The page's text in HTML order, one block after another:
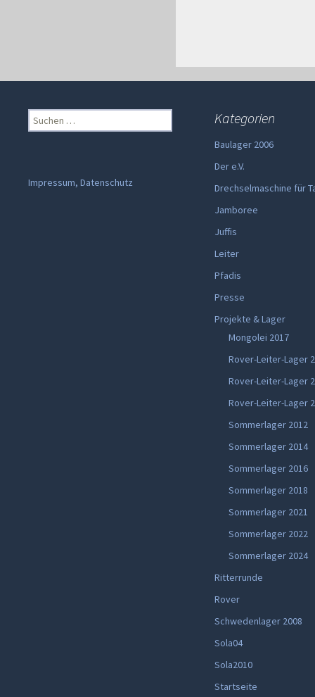
Suchen
nach:
Kategorien
Baulager 2006
Der e.V.
Drechselmaschine für
Jamboree
Juffis
Leiter
Pfadis
Presse
Projekte & Lager
Mongolei 2017
Rover-Leiter-Lager
Rover-Leiter-Lager
Rover-Leiter-Lager
Sommerlager 2012
Sommerlager 2014
Sommerlager 2016
Sommerlager 2018
Sommerlager 2021
Sommerlager 2022
Sommerlager 2024
Ritterrunde
Rover
Schwedenlager 2008
Sola04
Sola2010
Startseite
Impressum, Datenschutz